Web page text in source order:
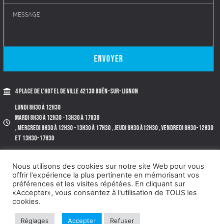
Envoyer
4 place de l'Hotel de Ville 42130 BOËN-SUR-LIGNON
Lundi 8h30 à 12h30
Mardi 8h30 à 12h30 -13h30 à 17h30
, Mercredi 8h30 à 12h30 -13h30 à 17h30 , Jeudi 8h30 à12h30 , Vendredi 8h30-12h30
et 13h30-17h30
©2022 BOËN-SUR-LIGNON | MENTIONS LÉGALES | PLAN DE SITE
|POLITIQUE DE CONFIDENTIALITÉ
Nous utilisons des cookies sur notre site Web pour vous
offrir l'expérience la plus pertinente en mémorisant vos
préférences et les visites répétées. En cliquant sur
«Accepter», vous consentez à l'utilisation de TOUS les
cookies.
Réglages Accepter Refuser